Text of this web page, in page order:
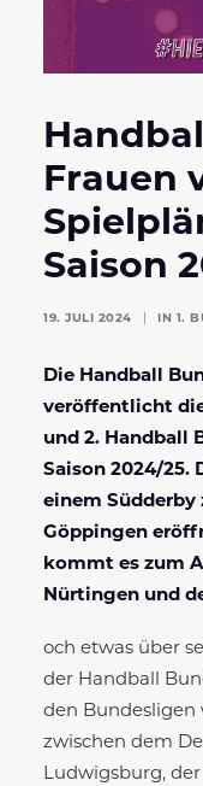
Frauen
Saison
19. JULI 2024 IN 1.
Die Handball
veröffentlicht
und 2. Handball
Saison 2024/25.
einem
Göppingen
kommt es zum
Nürtingen und
och etwas über
der Handball
den Bundesligen
zwischen dem
Ludwigsburg,